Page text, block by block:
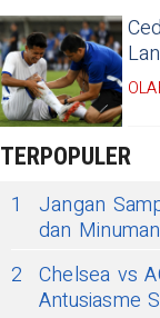
TERPOPULER
1
Jangan
dan
2 Chelsea vs
Antusiasme